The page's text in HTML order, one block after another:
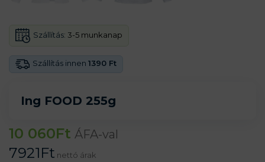
Ing FOOD 255g
Szállítás innen 1390 Ft
Szállítás: 3-5 munkanap
10 060Ft ÁFA-val
7921Ft nettó árak